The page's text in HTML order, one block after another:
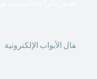
فال الأبواب الإلكترونية